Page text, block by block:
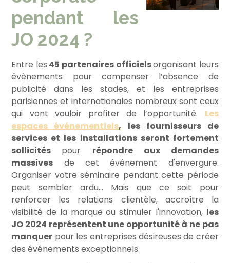
pendant les
JO 2024 ?
Entre les 45 partenaires officielsorganisant leurs
évènements pour compenser l’absence de
publicité dans les stades, et les entreprises
parisiennes et internationales nombreux sont ceux
qui vont vouloir profiter de l’opportunité. Les
espaces événementiels, les fournisseurs de
services et les installations seront fortement
sollicités pour répondre aux demandes
massives de cet événement d'envergure.
Organiser votre séminaire pendant cette période
peut sembler ardu… Mais que ce soit pour
renforcer les relations clientèle, accroître la
visibilité de la marque ou stimuler l'innovation, les
JO 2024 représentent une opportunité à ne pas
manquer pour les entreprises désireuses de créer
des événements exceptionnels.